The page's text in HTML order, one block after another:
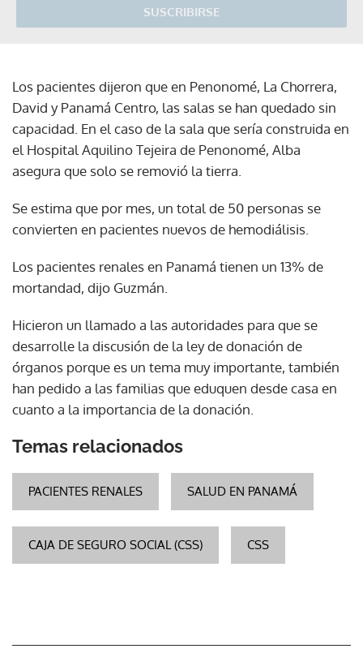
SUSCRIBIRSE
Los pacientes dijeron que en Penonomé, La Chorrera,
David y Panamá Centro, las salas se han quedado sin
capacidad. En el caso de la sala que sería construida en
el Hospital Aquilino Tejeira de Penonomé, Alba
asegura que solo se removió la tierra.
Se estima que por mes, un total de 50 personas se
convierten en pacientes nuevos de hemodiálisis.
Los pacientes renales en Panamá tienen un 13% de
mortandad, dijo Guzmán.
Hicieron un llamado a las autoridades para que se
desarrolle la discusión de la ley de donación de
órganos porque es un tema muy importante, también
han pedido a las familias que eduquen desde casa en
cuanto a la importancia de la donación.
Temas relacionados
PACIENTES RENALES SALUD EN PANAMÁ
CAJA DE SEGURO SOCIAL (CSS) CSS